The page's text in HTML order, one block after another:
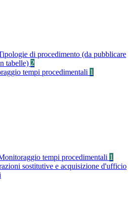
di procedimento (da pubblicare
tabelle) 2
tempi procedimentali 1
tempi procedimentali 1
sostitutive e acquisizione d'ufficio